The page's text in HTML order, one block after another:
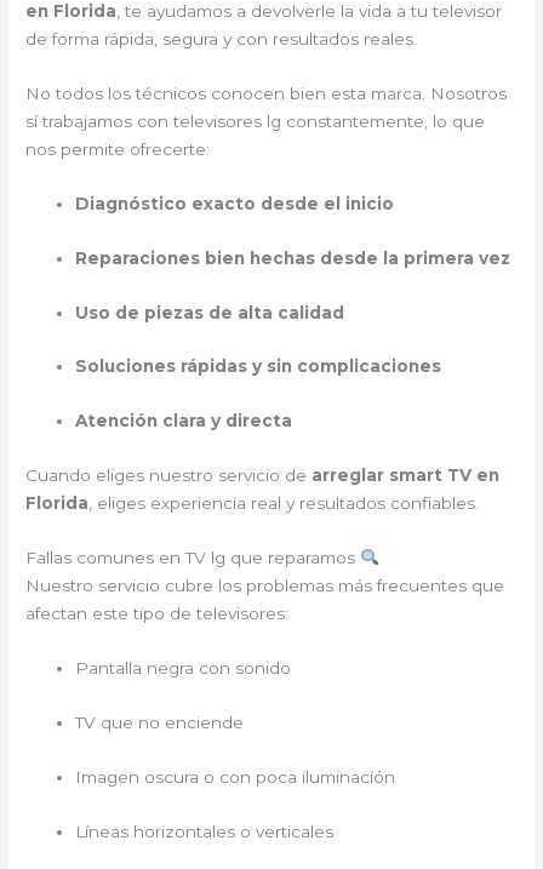
en Florida , te ayudamos a devolverle la vida a tu televisor
de forma rápida, segura y con resultados reales.
No todos los técnicos conocen bien esta marca. Nosotros
sí trabajamos con televisores lg constantemente, lo que
nos permite ofrecerte:
Diagnóstico exacto desde el inicio
Reparaciones bien hechas desde la primera vez
Uso de piezas de alta calidad
Soluciones rápidas y sin complicaciones
Atención clara y directa
Cuando eliges nuestro servicio de arreglar smart TV en
Florida , eliges experiencia real y resultados confiables.
Fallas comunes en TV lg que reparamos
Nuestro servicio cubre los problemas más frecuentes que
afectan este tipo de televisores:
Pantalla negra con sonido
TV que no enciende
Imagen oscura o con poca iluminación
Líneas horizontales o verticales